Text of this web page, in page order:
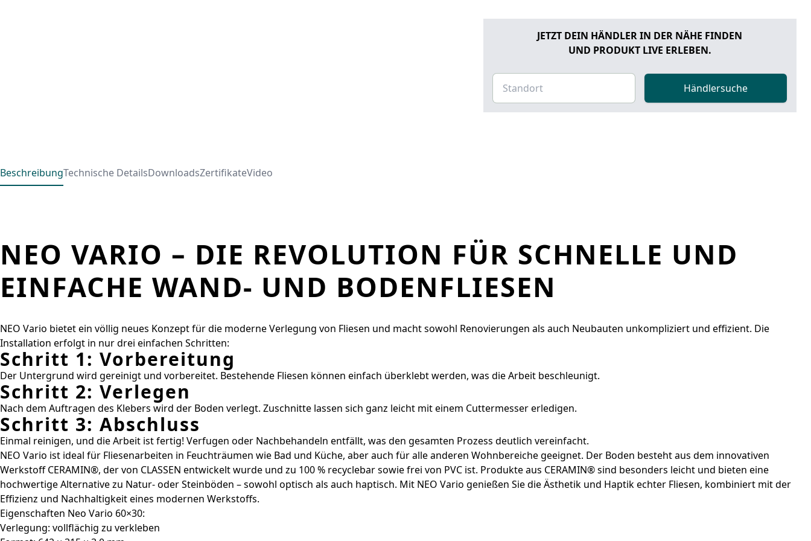
JETZT DEIN HÄNDLER IN DER NÄHE FINDEN
UND PRODUKT LIVE ERLEBEN.
Händlersuche
BeschreibungTechnische DetailsDownloadsZertifikateVideo
NEO VARIO – DIE REVOLUTION FÜR SCHNELLE UND
EINFACHE WAND- UND BODENFLIESEN
NEO Vario bietet ein völlig neues Konzept für die moderne Verlegung von Fliesen und macht sowohl Renovierungen als auch Neubauten unkompliziert und effizient. Die
Installation erfolgt in nur drei einfachen Schritten:
Schritt 1: Vorbereitung
Der Untergrund wird gereinigt und vorbereitet. Bestehende Fliesen können einfach überklebt werden, was die Arbeit beschleunigt.
Schritt 2: Verlegen
Nach dem Auftragen des Klebers wird der Boden verlegt. Zuschnitte lassen sich ganz leicht mit einem Cuttermesser erledigen.
Schritt 3: Abschluss
Einmal reinigen, und die Arbeit ist fertig! Verfugen oder Nachbehandeln entfällt, was den gesamten Prozess deutlich vereinfacht.
NEO Vario ist ideal für Fliesenarbeiten in Feuchträumen wie Bad und Küche, aber auch für alle anderen Wohnbereiche geeignet. Der Boden besteht aus dem innovativen
Werkstoff CERAMIN®, der von CLASSEN entwickelt wurde und zu 100 % recyclebar sowie frei von PVC ist. Produkte aus CERAMIN® sind besonders leicht und bieten eine
hochwertige Alternative zu Natur- oder Steinböden – sowohl optisch als auch haptisch. Mit NEO Vario genießen Sie die Ästhetik und Haptik echter Fliesen, kombiniert mit der
Effizienz und Nachhaltigkeit eines modernen Werkstoffs.
Eigenschaften Neo Vario 60×30:
Verlegung: vollflächig zu verkleben